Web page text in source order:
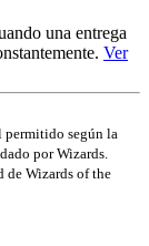
una entrega
Ver
permitido según la
por Wizards.
de Wizards of the